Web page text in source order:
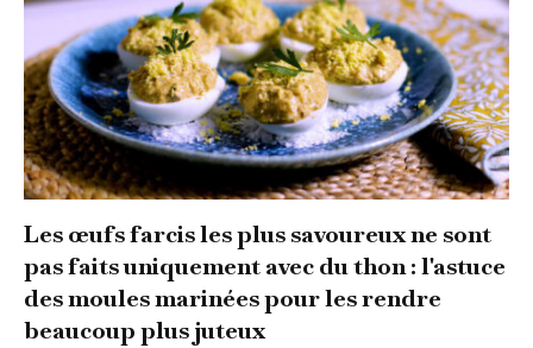
Les œufs farcis les plus savoureux ne sont
pas faits uniquement avec du thon : l'astuce
des moules marinées pour les rendre
beaucoup plus juteux